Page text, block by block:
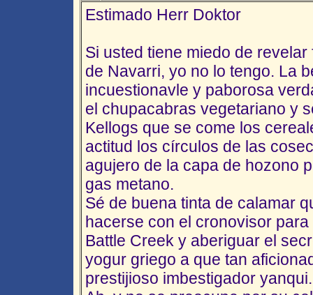
Estimado Herr Doktor
Si usted tiene miedo de
de Navarri, yo no lo tengo. La
incuestionavle y paborosa
el chupacabras vegetariano y
Kellogs que se come los
actitud los círculos de las
agujero de la capa de hozono
gas metano.
Sé de buena tinta de calamar
hacerse con el cronovisor
Battle Creek y aberiguar el
yogur griego a que tan
prestijioso imbestigador yanqui.